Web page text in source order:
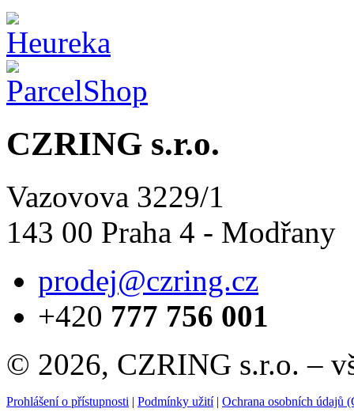
CZRING s.r.o.
Vazovova 3229/1
143 00 Praha 4 - Modřany
prodej@czring.cz
+420 777 756 001
© 2026, CZRING s.r.o. –
Prohlášení o přístupnosti | Podmínky užití| Ochrana osobních údajů